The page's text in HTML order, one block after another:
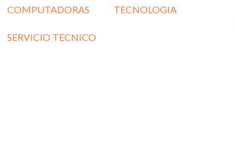
COMPUTADORAS TECNOLOGIA
SERVICIO TECNICO